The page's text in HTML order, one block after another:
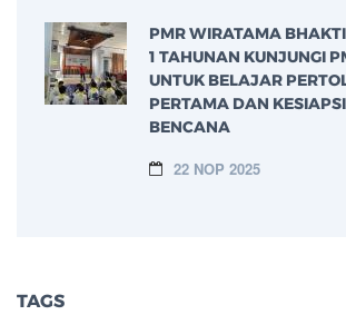
PMR WIRATAMA
1 TAHUNAN KUNJUNGI
UNTUK BELAJAR
PERTAMA DAN
BENCANA
22 NOP 2025
TAGS